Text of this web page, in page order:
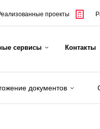
проекты
сервисы Контакты
документов